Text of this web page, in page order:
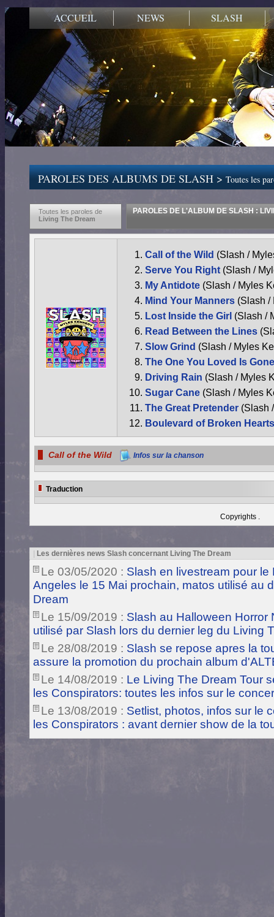
ACCUEIL NEWS SLASH
PAROLES DES ALBUMS DE SLASH >Toutes les
Toutes les paroles de
Living The Dream
PAROLES DE L'ALBUM DE SLASH :
Call of the Wild (Slash /
Serve You Right (Slash /
My Antidote (Slash / Myles
Mind Your Manners (Slash /
Lost Inside the Girl (Slash /
Read Between the Lines
Slow Grind (Slash / Myles
The One You Loved Is
Driving Rain (Slash / Myles
Sugar Cane (Slash / Myles
The Great Pretender (Slash
Boulevard of Broken
Call of the Wild Infos sur la chanson
Traduction
Copyrights .
Les dernières news Slash concernant Living The Dream
Le 03/05/2020 : Slash en livestream pour
Angeles le 15 Mai prochain, matos utilisé au
Dream
Le 15/09/2019 : Slash au Halloween Horror
utilisé par Slash lors du dernier leg du Living
Le 28/08/2019 : Slash se repose apres la
assure la promotion du prochain album
Le 14/08/2019 : Le Living The Dream Tour
les Conspirators: toutes les infos sur le
Le 13/08/2019 : Setlist, photos, infos sur le
les Conspirators : avant dernier show de la